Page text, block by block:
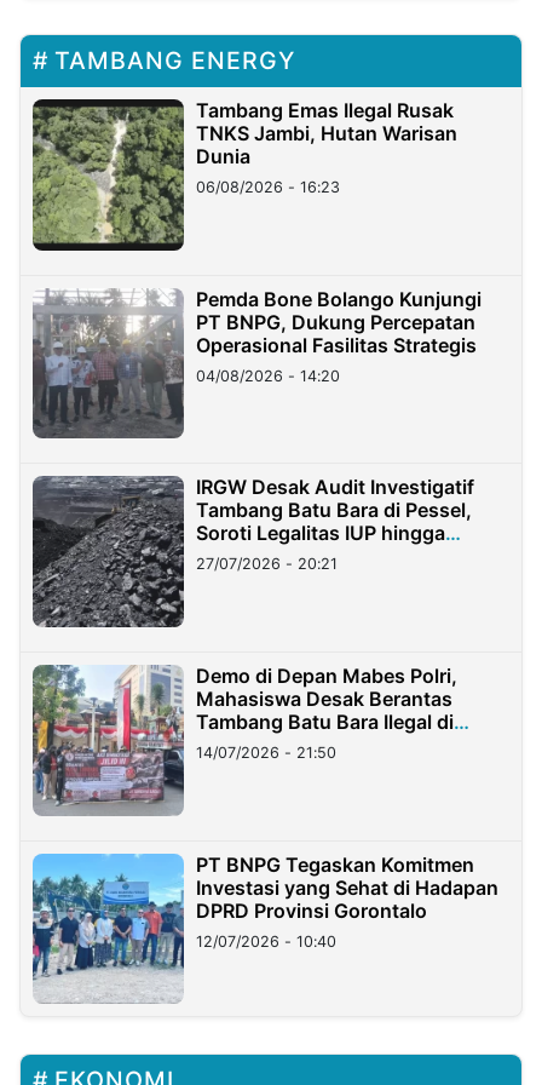
TAMBANG ENERGY
Tambang Emas Ilegal Rusak
TNKS Jambi, Hutan Warisan
Dunia
06/08/2026 - 16:23
Pemda Bone Bolango Kunjungi
PT BNPG, Dukung Percepatan
Operasional Fasilitas Strategis
04/08/2026 - 14:20
IRGW Desak Audit Investigatif
Tambang Batu Bara di Pessel,
Soroti Legalitas IUP hingga
Stockpile
27/07/2026 - 20:21
Demo di Depan Mabes Polri,
Mahasiswa Desak Berantas
Tambang Batu Bara Ilegal di
Lampung
14/07/2026 - 21:50
PT BNPG Tegaskan Komitmen
Investasi yang Sehat di Hadapan
DPRD Provinsi Gorontalo
12/07/2026 - 10:40